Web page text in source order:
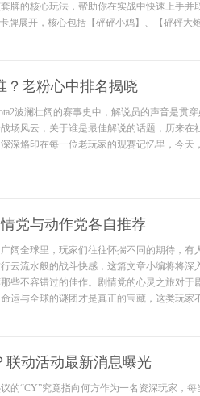
牌的核心玩法，帮助你在实战中快速上手并
牌展开，核心包括【砰砰小鸡】、【砰砰大
？老粉心中排名揭晓
波澜壮阔的赛事史中，解说员的声音是贯
场风云，关于谁是最佳解说的话题，历来在
深烙印在每一位老玩家的观赛记忆里，今天
党与动作党各自推荐
阔全球里，玩家们往往怀揣不同的期待，有
云流水般的战斗快感，这篇文章小编将将深
些不容错过的佳作。剧情党的心灵之旅对于
运与全球的谜团才是真正的宝藏，这类玩家
联动活动最新消息曝光
的“CY”究竟指向何方作为一名资深玩家，